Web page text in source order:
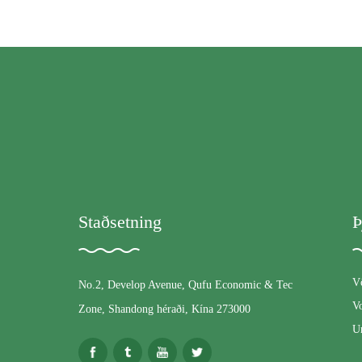
Staðsetning
No.2, Develop Avenue, Qufu Economic & Tec
Zone, Shandong héraði, Kína 273000